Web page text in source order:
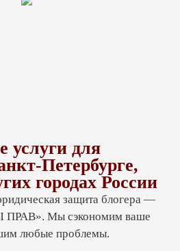
защита
блогеры используют
для привлечения
заработка
о том, что подобная
услуги для
Петербурге,
городах России
защита блогера —
ПРАВ». Мы сэкономим ваше
любые проблемы.